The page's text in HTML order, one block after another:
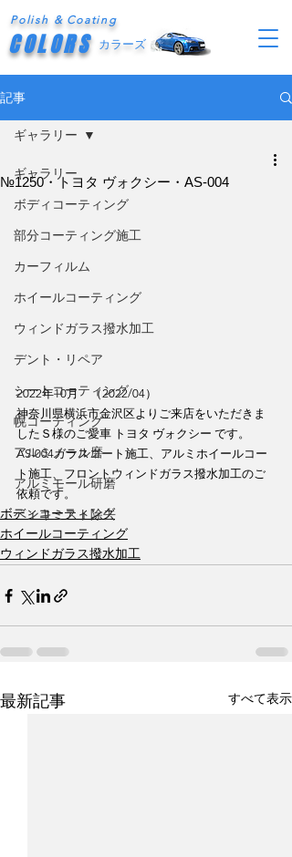
Polish & Coating
COLORS カラーズ
記事
ギャラリー
ボディコーティング
部分コーティング施工
カーフィルム
ホイールコーティング
ウィンドガラス撥水加工
デント・リペア
シートコーティング
幌コーティング
アルミノール磨
アルミモール研磨
ペンキミスト除去
ギャラリー
№1250・トヨタ ヴォクシー・AS-004
2022年10月　（2022/04）
神奈川県横浜市金沢区よりご来店をいただきま
したＳ様のご愛車 トヨタ ヴォクシー です。
AS-004ガラスコート施工、アルミホイールコー
ト施工、フロントウィンドガラス撥水加工のご
依頼です。
ボディコーティング
ホイールコーティング
ウィンドガラス撥水加工
最新記事 すべて表示